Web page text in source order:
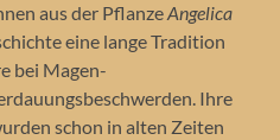
aus der PflanzeAngelica
eine lange Tradition
bei Magen-
Ihre
schon in alten Zeiten